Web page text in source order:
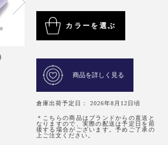
カラーを選ぶ
商品を詳しく見る
倉庫出荷予定日： 2026年8月12日頃
＊こちらの商品はブランドからの直送と
なりますので、実際の配送は予定日を前
後する場合がございます。予めご了承の
上ご注文ください。